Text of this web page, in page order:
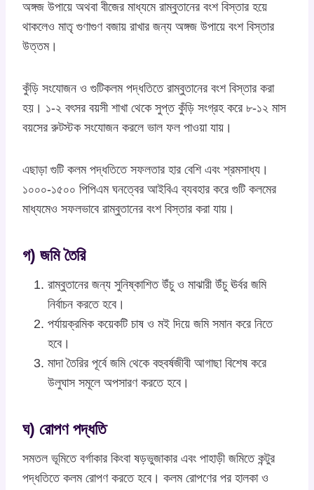
অঙ্গজ উপায়ে অথবা বীজের মাধ্যমে রাম্বুতানের বংশ বিস্তার হয়ে
থাকলেও মাতৃ গুণাগুণ বজায় রাখার জন্য অঙ্গজ উপায়ে বংশ বিস্তার
উত্তম।
কুঁড়ি সংযোজন ও গুটিকলম পদ্ধতিতে রাম্বুতানের বংশ বিস্তার করা
হয়। ১-২ বৎসর বয়সী শাখা থেকে সুপ্ত কুঁড়ি সংগ্রহ করে ৮-১২ মাস
বয়সের রুটস্টক সংযোজন করলে ভাল ফল পাওয়া যায়।
এছাড়া গুটি কলম পদ্ধতিতে সফলতার হার বেশি এবং শ্রমসাধ্য।
১০০০-১৫০০ পিপিএম ঘনত্বের আইবিএ ব্যবহার করে গুটি কলমের
মাধ্যমেও সফলভাবে রাম্বুতানের বংশ বিস্তার করা যায়।
গ) জমি তৈরি
রাম্বুতানের জন্য সুনিষ্কাশিত উঁচু ও মাঝারী উঁচু ঊর্বর জমি
নির্বাচন করতে হবে।
পর্যায়ক্রমিক কয়েকটি চাষ ও মই দিয়ে জমি সমান করে নিতে
হবে।
মাদা তৈরির পূর্বে জমি থেকে বহুবর্ষজীবী আগাছা বিশেষ করে
উলুঘাস সমূলে অপসারণ করতে হবে।
ঘ) রোপণ পদ্ধতি
সমতল ভূমিতে বর্গাকার কিংবা ষড়ভুজাকার এবং পাহাড়ী জমিতে কন্টুর
পদ্ধতিতে কলম রোপণ করতে হবে। কলম রোপণের পর হালকা ও